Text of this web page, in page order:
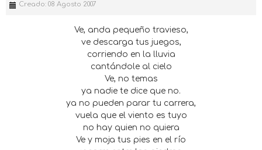
Creado: 08 Agosto 2007
Ve, anda pequeño travieso,
ve descarga tus juegos,
corriendo en la lluvia
cantándole al cielo
Ve, no temas
ya nadie te dice que no.
ya no pueden parar tu carrera,
vuela que el viento es tuyo
no hay quien no quiera
Ve y moja tus pies en el río